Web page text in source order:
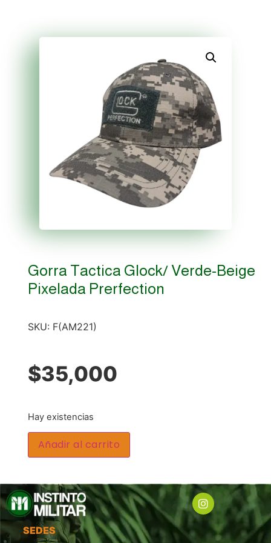
Gorra Tactica Glock/ Verde-Beige
Pixelada Prerfection
SKU: F(AM221)
$35,000
Hay existencias
Añadir al carrito
SEDES